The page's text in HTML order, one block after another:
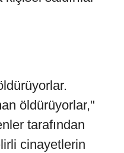
öldürüyorlar,"
tarafından
cinayetlerin